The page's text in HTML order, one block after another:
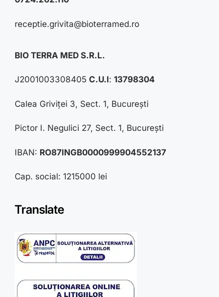
receptie.grivita@bioterramed.ro
BIO TERRA MED S.R.L.
J2001003308405 C.U.I: 13798304
Calea Griviței 3, Sect. 1, București
Pictor I. Negulici 27, Sect. 1, București
IBAN: RO87INGB0000999904552137
Cap. social: 1215000 lei
Translate